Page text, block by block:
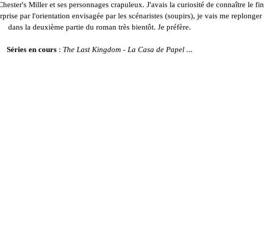
Miller et ses personnages crapuleux. J'avais la curiosité de connaître le fin
par l'orientation envisagée par les scénaristes (soupirs), je vais me replonger
dans la deuxième partie du roman très bientôt. Je préfère.
Séries en cours : The Last Kingdom - La Casa de Papel ...